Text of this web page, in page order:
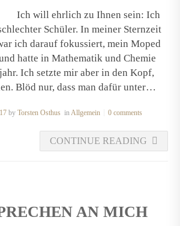
Ich will ehrlich zu Ihnen sein: Ich
Schüler. In meiner Sternzeit
ich darauf fokussiert, mein Moped
hatte in Mathematik und Chemie
Ich setzte mir aber in den Kopf,
Blöd nur, dass man dafür unter…
by Torsten Osthus inAllgemein 0 comments
CONTINUE READING
AN MICH